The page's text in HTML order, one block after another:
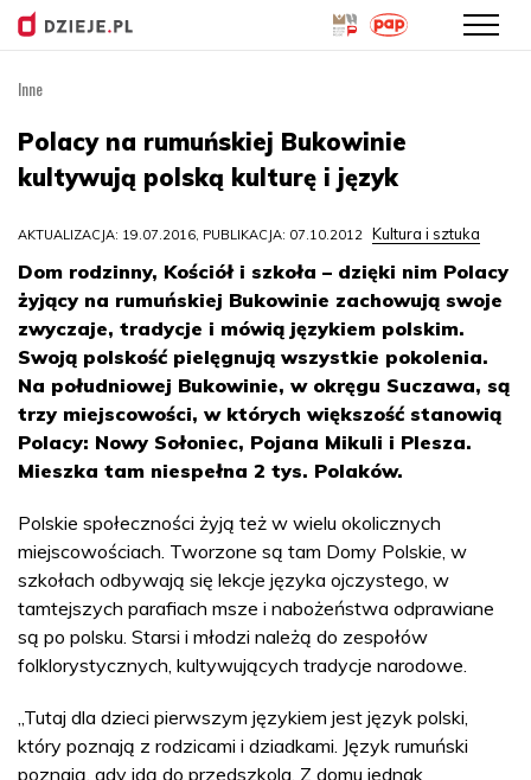
treści
Inne
Polacy na rumuńskiej Bukowinie
kultywują polską kulturę i język
AKTUALIZACJA: 19.07.2016, PUBLIKACJA: 07.10.2012 Kultura i sztuka
Dom rodzinny, Kościół i szkoła – dzięki nim Polacy
żyjący na rumuńskiej Bukowinie zachowują swoje
zwyczaje, tradycje i mówią językiem polskim.
Swoją polskość pielęgnują wszystkie pokolenia.
Na południowej Bukowinie, w okręgu Suczawa, są
trzy miejscowości, w których większość stanowią
Polacy: Nowy Sołoniec, Pojana Mikuli i Plesza.
Mieszka tam niespełna 2 tys. Polaków.
Polskie społeczności żyją też w wielu okolicznych
miejscowościach. Tworzone są tam Domy Polskie, w
szkołach odbywają się lekcje języka ojczystego, w
tamtejszych parafiach msze i nabożeństwa odprawiane
są po polsku. Starsi i młodzi należą do zespołów
folklorystycznych, kultywujących tradycje narodowe.
„Tutaj dla dzieci pierwszym językiem jest język polski,
który poznają z rodzicami i dziadkami. Język rumuński
poznają, gdy idą do przedszkola. Z domu jednak